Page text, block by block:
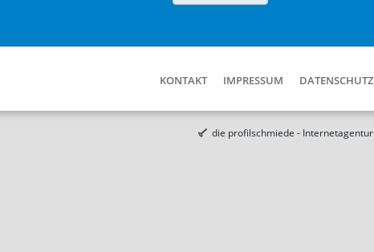
KONTAKT IMPRESSUM DATENSCHUTZ
die profilschmiede - Internetagentur